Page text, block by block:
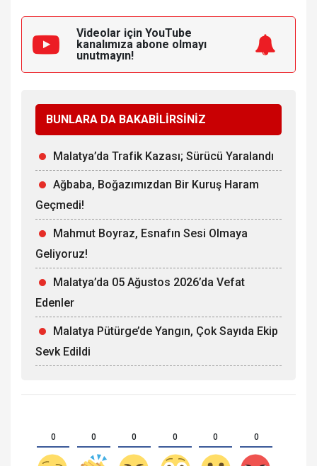
Videolar için YouTube
kanalımıza abone olmayı
unutmayın!
BUNLARA DA BAKABİLİRSİNİZ
Malatya’da Trafik Kazası; Sürücü Yaralandı
Ağbaba, Boğazımızdan Bir Kuruş Haram
Geçmedi!
Mahmut Boyraz, Esnafın Sesi Olmaya
Geliyoruz!
Malatya’da 05 Ağustos 2026’da Vefat
Edenler
Malatya Pütürge’de Yangın, Çok Sayıda Ekip
Sevk Edildi
0 0 0 0 0 0